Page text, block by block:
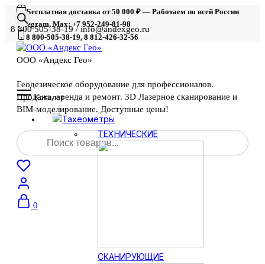
Бесплатная доставка от 50 000 ₽ — Работаем по всей России
Telegram, Max: +7 952-249-81-98
8 800-505-38-19, 8 812-426-32-56
8 800 505-38-19 / info@andexgeo.ru
ООО «Андекс Гео»
Геодезическое оборудование для профессионалов.
Продажа, аренда и ремонт. 3D Лазерное сканирование и
BIM-моделирование. Доступные цены!
Поиск
товаров
0
Каталог
Тахеометры
ТЕХНИЧЕСКИЕ
СКАНИРУЮЩИЕ